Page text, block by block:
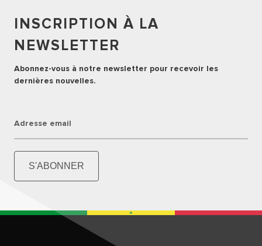
INSCRIPTION À LA
NEWSLETTER
Abonnez-vous à notre newsletter pour recevoir les
dernières nouvelles.
Adresse email
S'ABONNER